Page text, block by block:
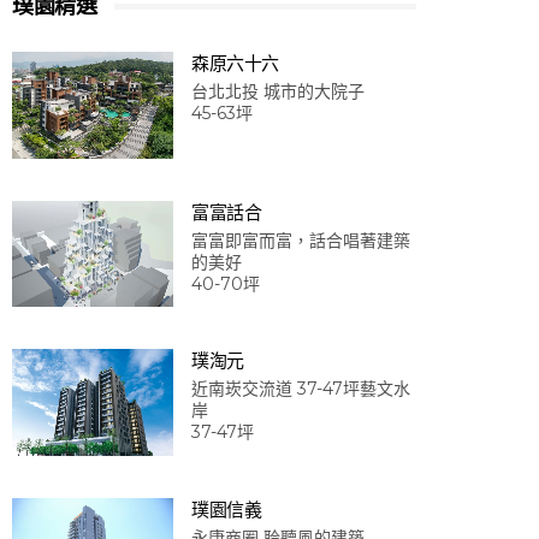
璞園精選
森原六十六
台北北投 城市的大院子
45-63坪
富富話合
富富即富而富，話合唱著建築
的美好
40-70坪
璞淘元
近南崁交流道 37-47坪藝文水
岸
37-47坪
璞園信義